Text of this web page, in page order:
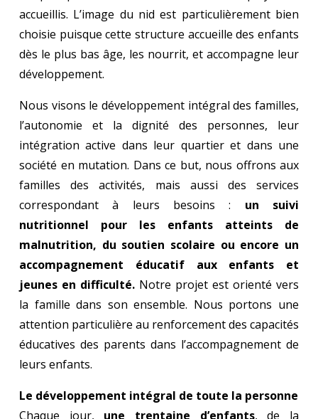
accueillis. L’image du nid est particulièrement bien
choisie puisque cette structure accueille des enfants
dès le plus bas âge, les nourrit, et accompagne leur
développement.
Nous visons le développement intégral des familles,
l’autonomie et la dignité des personnes, leur
intégration active dans leur quartier et dans une
société en mutation. Dans ce but, nous offrons aux
familles des activités, mais aussi des services
correspondant à leurs besoins : un suivi
nutritionnel pour les enfants atteints de
malnutrition, du soutien scolaire ou encore un
accompagnement éducatif aux enfants et
jeunes en difficulté. Notre projet est orienté vers
la famille dans son ensemble. Nous portons une
attention particulière au renforcement des capacités
éducatives des parents dans l’accompagnement de
leurs enfants.
Le développement intégral de toute la personne
Chaque jour, une trentaine d’enfants, de la